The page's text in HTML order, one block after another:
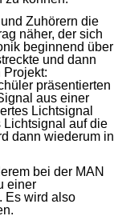
Zuhörern die
näher, der sich
beginnend über
und dann
Projekt:
präsentierten
aus einer
Lichtsignal
Lichtsignal auf die
dann wiederum in
bei der MAN
einer
Es wird also